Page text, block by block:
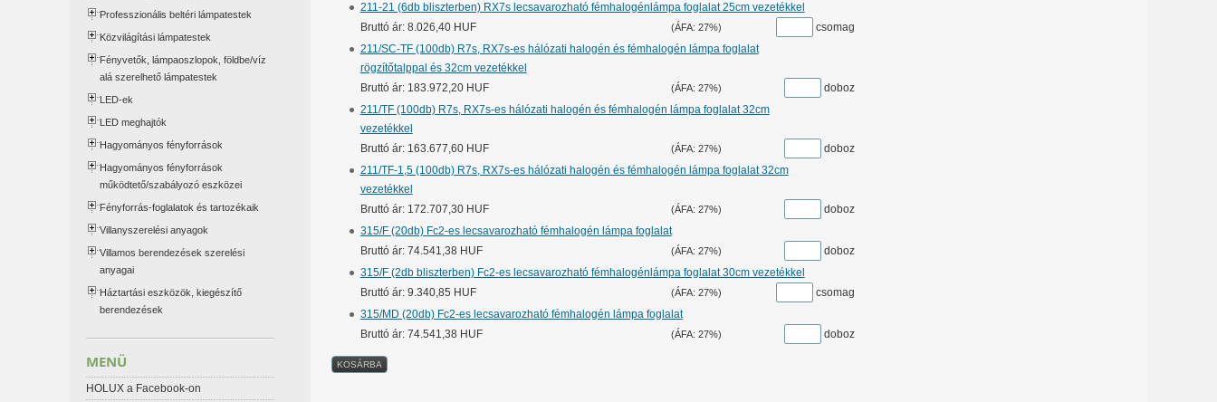
211-21 (6db bliszterben) RX7s lecsavarozható fémhalogénlámpa foglalat 25cm vezetékkel
Bruttó ár: 8.026,40 HUF
(ÁFA: 27%)
csomag
211/SC-TF (100db) R7s, RX7s-es hálózati halogén és fémhalogén lámpa foglalat
rögzítőtalppal és 32cm vezetékkel
Bruttó ár: 183.972,20 HUF
(ÁFA: 27%)
doboz
211/TF (100db) R7s, RX7s-es hálózati halogén és fémhalogén lámpa foglalat 32cm
vezetékkel
Bruttó ár: 163.677,60 HUF
(ÁFA: 27%)
doboz
211/TF-1,5 (100db) R7s, RX7s-es hálózati halogén és fémhalogén lámpa foglalat 32cm
vezetékkel
Bruttó ár: 172.707,30 HUF
(ÁFA: 27%)
doboz
315/F (20db) Fc2-es lecsavarozható fémhalogén lámpa foglalat
Bruttó ár: 74.541,38 HUF
(ÁFA: 27%)
doboz
315/F (2db bliszterben) Fc2-es lecsavarozható fémhalogénlámpa foglalat 30cm vezetékkel
Bruttó ár: 9.340,85 HUF
(ÁFA: 27%)
csomag
315/MD (20db) Fc2-es lecsavarozható fémhalogén lámpa foglalat
Bruttó ár: 74.541,38 HUF
(ÁFA: 27%) doboz
Professzionális beltéri lámpatestek
Közvilágítási lámpatestek
Fényvetők, lámpaoszlopok, földbe/víz
alá szerelhető lámpatestek
LED-ek
LED meghajtók
Hagyományos fényforrások
Hagyományos fényforrások
működtető/szabályozó eszközei
Fényforrás-foglalatok és tartozékaik
Villanyszerelési anyagok
Villamos berendezések szerelési
anyagai
Háztartási eszközök, kiegészítő
berendezések
MENÜ
HOLUX a Facebook-on